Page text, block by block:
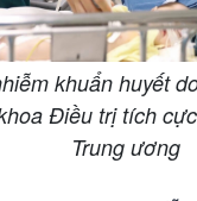
khuẩn huyết
Điều trị tích
Trung ương